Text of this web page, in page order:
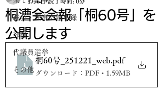
総会・理事会議事録
部報
代議員選挙
その他
桐漕会会報「桐60号」を
公開します
桐60号_251221_web.pdf
ダウンロード：PDF • 1.59MB